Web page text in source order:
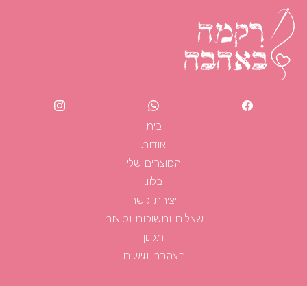
בית
אודות
המוצרים שלי
בלוג
יצירת קשר
שאלות ותשובות נפוצות
תקנון
הצהרת נגישות